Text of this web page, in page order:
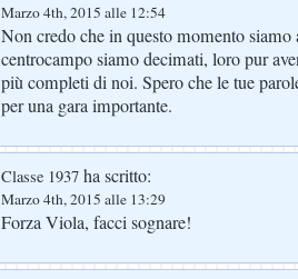
Marzo 4th, 2015 alle 12:54
Non credo che in questo momento
centrocampo siamo decimati, loro pur
più completi di noi. Spero che le tue
per una gara importante.
Classe 1937 ha scritto:
Marzo 4th, 2015 alle 13:29
Forza Viola, facci sognare!